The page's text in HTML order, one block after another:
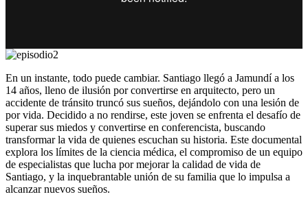
En un instante, todo puede cambiar. Santiago llegó a Jamundí a los
14 años, lleno de ilusión por convertirse en arquitecto, pero un
accidente de tránsito truncó sus sueños, dejándolo con una lesión de
por vida. Decidido a no rendirse, este joven se enfrenta el desafío de
superar sus miedos y convertirse en conferencista, buscando
transformar la vida de quienes escuchan su historia. Este documental
explora los límites de la ciencia médica, el compromiso de un equipo
de especialistas que lucha por mejorar la calidad de vida de
Santiago, y la inquebrantable unión de su familia que lo impulsa a
alcanzar nuevos sueños.